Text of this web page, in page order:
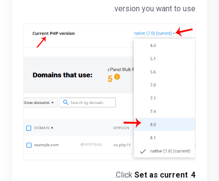
version you want to use.
4
Set as current